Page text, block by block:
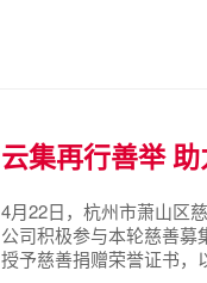
云集再行善举
4月22日，杭州市萧山区
公司积极参与本轮慈善募
授予慈善捐赠荣誉证书，